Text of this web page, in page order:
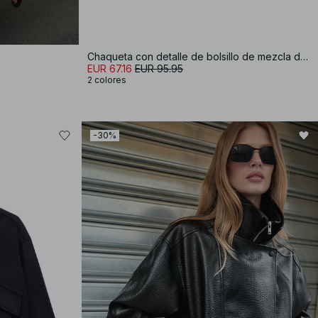
Chaqueta con detalle de bolsillo de mezcla de lana
EUR 67.16 EUR 95.95
2 colores
-30%